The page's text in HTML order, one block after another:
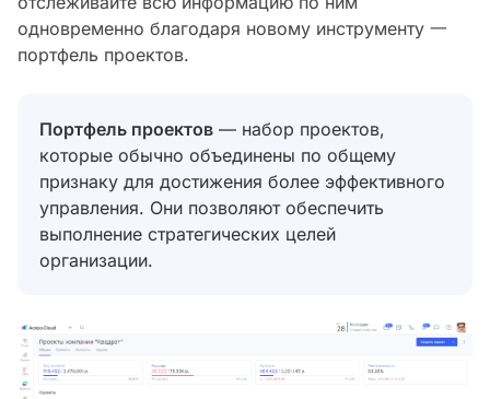
одновременно благодаря новому инструменту 一
портфель проектов.
Портфель проектов — набор проектов,
которые обычно объединены по общему
признаку для достижения более эффективного
управления. Они позволяют обеспечить
выполнение стратегических целей
организации.